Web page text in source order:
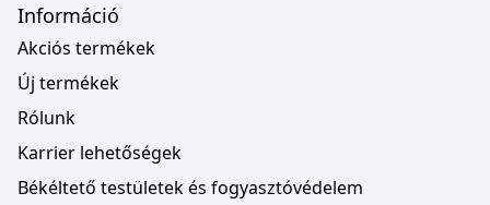
Információ
Akciós termékek
Új termékek
Rólunk
Karrier lehetőségek
Békéltető testületek és fogyasztóvédelem